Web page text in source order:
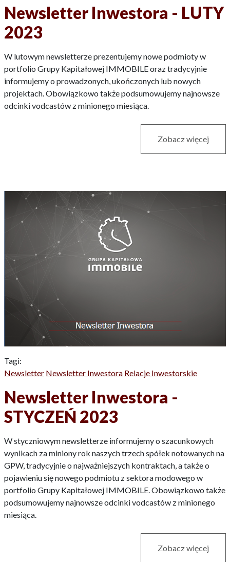
Newsletter Inwestora - LUTY
2023
W lutowym newsletterze prezentujemy nowe podmioty w
portfolio Grupy Kapitałowej IMMOBILE oraz tradycyjnie
informujemy o prowadzonych, ukończonych lub nowych
projektach. Obowiązkowo także podsumowujemy najnowsze
odcinki vodcastów z minionego miesiąca.
Zobacz więcej
Tagi:
Newsletter Newsletter Inwestora Relacje Inwestorskie
Newsletter Inwestora -
STYCZEŃ 2023
W styczniowym newsletterze informujemy o szacunkowych
wynikach za miniony rok naszych trzech spółek notowanych na
GPW, tradycyjnie o najważniejszych kontraktach, a także o
pojawieniu się nowego podmiotu z sektora modowego w
portfolio Grupy Kapitałowej IMMOBILE. Obowiązkowo także
podsumowujemy najnowsze odcinki vodcastów z minionego
miesiąca.
Zobacz więcej